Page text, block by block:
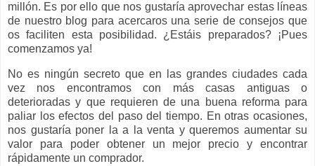
millón. Es por ello que nos gustaría aprovechar estas líneas
de nuestro blog para acercaros una serie de consejos que
os faciliten esta posibilidad. ¿Estáis preparados? ¡Pues
comenzamos ya!
No es ningún secreto que en las grandes ciudades cada
vez nos encontramos con más casas antiguas o
deterioradas y que requieren de una buena reforma para
paliar los efectos del paso del tiempo. En otras ocasiones,
nos gustaría poner la a la venta y queremos aumentar su
valor para poder obtener un mejor precio y encontrar
rápidamente un comprador.